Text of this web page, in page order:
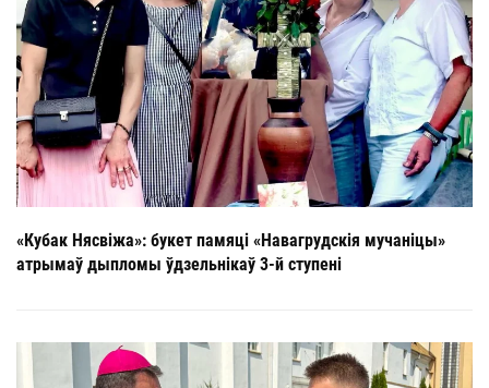
«Кубак Нясвіжа»: букет памяці «Навагрудскія мучаніцы»
атрымаў дыпломы ўдзельнікаў 3-й ступені